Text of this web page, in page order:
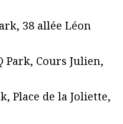
38 allée Léon
Park, Cours Julien,
Place de la Joliette,